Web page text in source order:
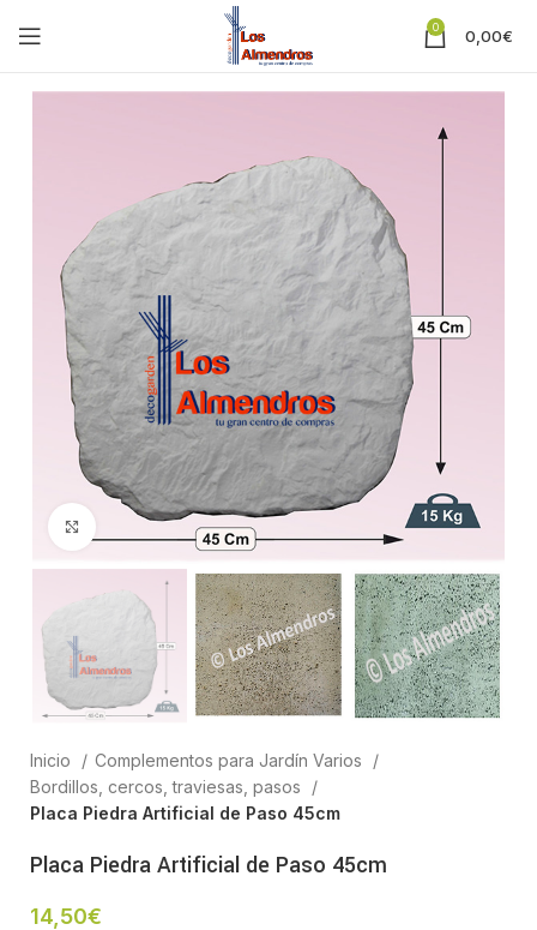
0 0,00€
Clic para ampliar
Inicio
Complementos para Jardín Varios
Bordillos, cercos, traviesas, pasos
Placa Piedra Artificial de Paso 45cm
Placa Piedra Artificial de Paso 45cm
14,50€